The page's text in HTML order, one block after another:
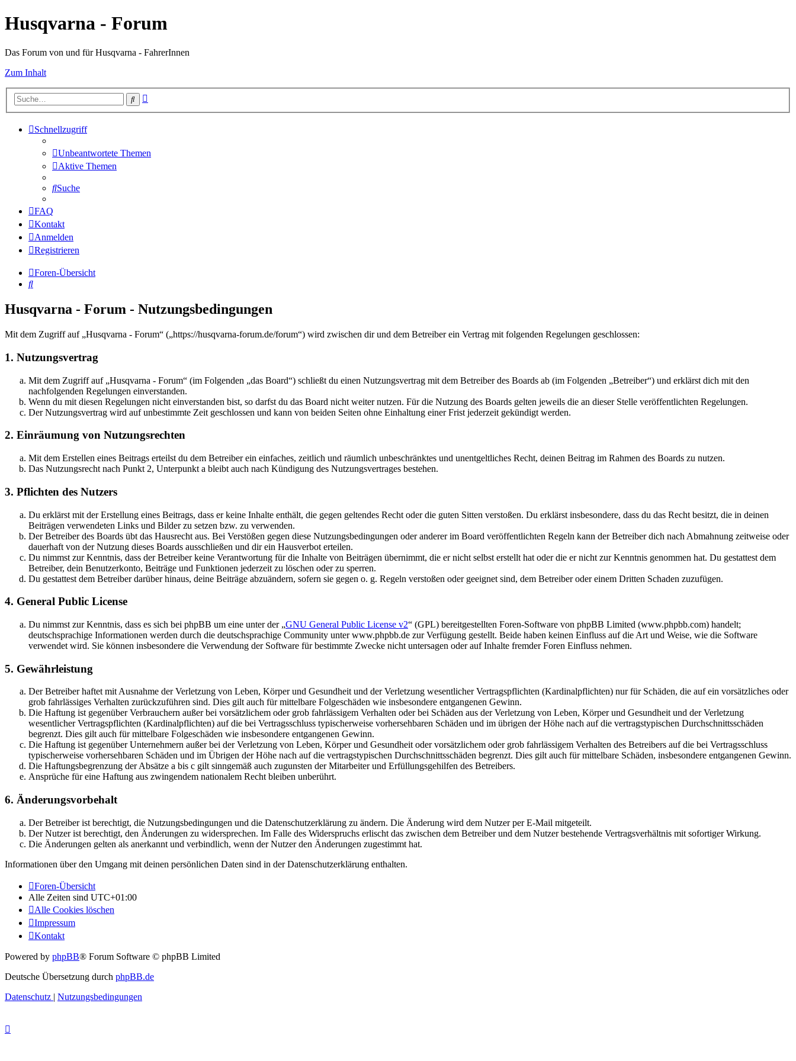
Husqvarna - Forum
Das Forum von und für Husqvarna - FahrerInnen
Zum Inhalt
Suche
Schnellzugriff
Unbeantwortete Themen
Aktive Themen
Suche
FAQ
Kontakt
Anmelden
Registrieren
Foren-Übersicht
Suche
Husqvarna - Forum - Nutzungsbedingungen
Mit dem Zugriff auf „Husqvarna - Forum“ („https://husqvarna-forum.de/forum“) wird zwischen dir und dem Betreiber ein Vertrag mit folgenden Regelungen geschlossen:
1. Nutzungsvertrag
Mit dem Zugriff auf „Husqvarna - Forum“ (im Folgenden „das Board“) schließt du einen Nutzungsvertrag mit dem Betreiber des Boards ab (im Folgenden „Betreiber“) und erklärst dich mit den
nachfolgenden Regelungen einverstanden.
Wenn du mit diesen Regelungen nicht einverstanden bist, so darfst du das Board nicht weiter nutzen. Für die Nutzung des Boards gelten jeweils die an dieser Stelle veröffentlichten Regelungen.
Der Nutzungsvertrag wird auf unbestimmte Zeit geschlossen und kann von beiden Seiten ohne Einhaltung einer Frist jederzeit gekündigt werden.
2. Einräumung von Nutzungsrechten
Mit dem Erstellen eines Beitrags erteilst du dem Betreiber ein einfaches, zeitlich und räumlich unbeschränktes und unentgeltliches Recht, deinen Beitrag im Rahmen des Boards zu nutzen.
Das Nutzungsrecht nach Punkt 2, Unterpunkt a bleibt auch nach Kündigung des Nutzungsvertrages bestehen.
3. Pflichten des Nutzers
Du erklärst mit der Erstellung eines Beitrags, dass er keine Inhalte enthält, die gegen geltendes Recht oder die guten Sitten verstoßen. Du erklärst insbesondere, dass du das Recht besitzt, die in deinen
Beiträgen verwendeten Links und Bilder zu setzen bzw. zu verwenden.
Der Betreiber des Boards übt das Hausrecht aus. Bei Verstößen gegen diese Nutzungsbedingungen oder anderer im Board veröffentlichten Regeln kann der Betreiber dich nach Abmahnung zeitweise oder
dauerhaft von der Nutzung dieses Boards ausschließen und dir ein Hausverbot erteilen.
Du nimmst zur Kenntnis, dass der Betreiber keine Verantwortung für die Inhalte von Beiträgen übernimmt, die er nicht selbst erstellt hat oder die er nicht zur Kenntnis genommen hat. Du gestattest dem
Betreiber, dein Benutzerkonto, Beiträge und Funktionen jederzeit zu löschen oder zu sperren.
Du gestattest dem Betreiber darüber hinaus, deine Beiträge abzuändern, sofern sie gegen o. g. Regeln verstoßen oder geeignet sind, dem Betreiber oder einem Dritten Schaden zuzufügen.
4. General Public License
Du nimmst zur Kenntnis, dass es sich bei phpBB um eine unter der „GNU General Public License v2“ (GPL) bereitgestellten Foren-Software von phpBB Limited (www.phpbb.com) handelt;
deutschsprachige Informationen werden durch die deutschsprachige Community unter www.phpbb.de zur Verfügung gestellt. Beide haben keinen Einfluss auf die Art und Weise, wie die Software
verwendet wird. Sie können insbesondere die Verwendung der Software für bestimmte Zwecke nicht untersagen oder auf Inhalte fremder Foren Einfluss nehmen.
5. Gewährleistung
Der Betreiber haftet mit Ausnahme der Verletzung von Leben, Körper und Gesundheit und der Verletzung wesentlicher Vertragspflichten (Kardinalpflichten) nur für Schäden, die auf ein vorsätzliches oder
grob fahrlässiges Verhalten zurückzuführen sind. Dies gilt auch für mittelbare Folgeschäden wie insbesondere entgangenen Gewinn.
Die Haftung ist gegenüber Verbrauchern außer bei vorsätzlichem oder grob fahrlässigem Verhalten oder bei Schäden aus der Verletzung von Leben, Körper und Gesundheit und der Verletzung
wesentlicher Vertragspflichten (Kardinalpflichten) auf die bei Vertragsschluss typischerweise vorhersehbaren Schäden und im übrigen der Höhe nach auf die vertragstypischen Durchschnittsschäden
begrenzt. Dies gilt auch für mittelbare Folgeschäden wie insbesondere entgangenen Gewinn.
Die Haftung ist gegenüber Unternehmern außer bei der Verletzung von Leben, Körper und Gesundheit oder vorsätzlichem oder grob fahrlässigem Verhalten des Betreibers auf die bei Vertragsschluss
typischerweise vorhersehbaren Schäden und im Übrigen der Höhe nach auf die vertragstypischen Durchschnittsschäden begrenzt. Dies gilt auch für mittelbare Schäden, insbesondere entgangenen Gewinn.
Die Haftungsbegrenzung der Absätze a bis c gilt sinngemäß auch zugunsten der Mitarbeiter und Erfüllungsgehilfen des Betreibers.
Ansprüche für eine Haftung aus zwingendem nationalem Recht bleiben unberührt.
6. Änderungsvorbehalt
Der Betreiber ist berechtigt, die Nutzungsbedingungen und die Datenschutzerklärung zu ändern. Die Änderung wird dem Nutzer per E-Mail mitgeteilt.
Der Nutzer ist berechtigt, den Änderungen zu widersprechen. Im Falle des Widerspruchs erlischt das zwischen dem Betreiber und dem Nutzer bestehende Vertragsverhältnis mit sofortiger Wirkung.
Die Änderungen gelten als anerkannt und verbindlich, wenn der Nutzer den Änderungen zugestimmt hat.
Informationen über den Umgang mit deinen persönlichen Daten sind in der Datenschutzerklärung enthalten.
Foren-Übersicht
Alle Zeiten sind UTC+01:00
Alle Cookies löschen
Impressum
Kontakt
Powered by phpBB® Forum Software © phpBB Limited
Deutsche Übersetzung durch phpBB.de
Datenschutz | Nutzungsbedingungen